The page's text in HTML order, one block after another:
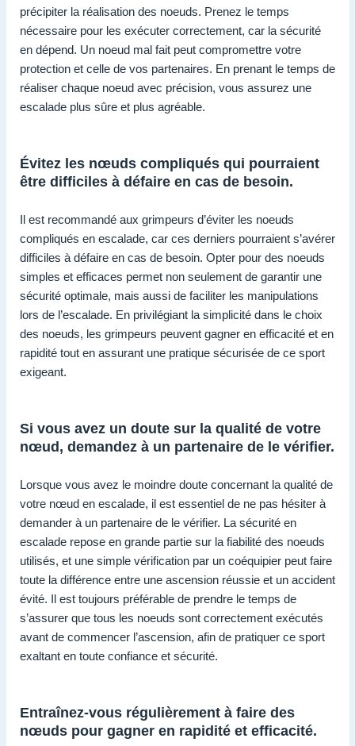
précipiter la réalisation des noeuds. Prenez le temps
nécessaire pour les exécuter correctement, car la sécurité
en dépend. Un noeud mal fait peut compromettre votre
protection et celle de vos partenaires. En prenant le temps de
réaliser chaque noeud avec précision, vous assurez une
escalade plus sûre et plus agréable.
Évitez les nœuds compliqués qui pourraient
être difficiles à défaire en cas de besoin.
Il est recommandé aux grimpeurs d’éviter les noeuds
compliqués en escalade, car ces derniers pourraient s’avérer
difficiles à défaire en cas de besoin. Opter pour des noeuds
simples et efficaces permet non seulement de garantir une
sécurité optimale, mais aussi de faciliter les manipulations
lors de l’escalade. En privilégiant la simplicité dans le choix
des noeuds, les grimpeurs peuvent gagner en efficacité et en
rapidité tout en assurant une pratique sécurisée de ce sport
exigeant.
Si vous avez un doute sur la qualité de votre
nœud, demandez à un partenaire de le vérifier.
Lorsque vous avez le moindre doute concernant la qualité de
votre nœud en escalade, il est essentiel de ne pas hésiter à
demander à un partenaire de le vérifier. La sécurité en
escalade repose en grande partie sur la fiabilité des noeuds
utilisés, et une simple vérification par un coéquipier peut faire
toute la différence entre une ascension réussie et un accident
évité. Il est toujours préférable de prendre le temps de
s’assurer que tous les noeuds sont correctement exécutés
avant de commencer l’ascension, afin de pratiquer ce sport
exaltant en toute confiance et sécurité.
Entraînez-vous régulièrement à faire des
nœuds pour gagner en rapidité et efficacité.